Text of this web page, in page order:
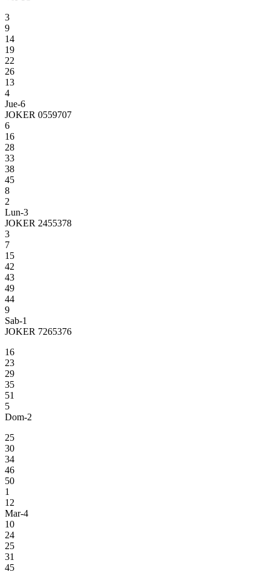
3
9
14
19
22
26
13
4
Jue-6
JOKER 0559707
6
16
28
33
38
45
8
2
Lun-3
JOKER 2455378
3
7
15
42
43
49
44
9
Sab-1
JOKER 7265376
16
23
29
35
51
5
Dom-2
25
30
34
46
50
1
12
Mar-4
10
24
25
31
45